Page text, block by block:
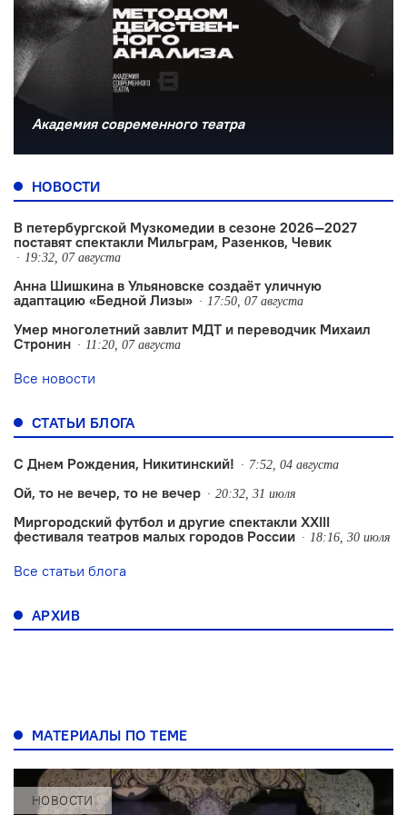
Академия современного театра
НОВОСТИ
В петербургской Музкомедии в сезоне 2026—2027
поставят спектакли Мильграм, Разенков, Чевик
19:32, 07 августа
Анна Шишкина в Ульяновске создаëт уличную
адаптацию «Бедной Лизы»
17:50, 07 августа
Умер многолетний завлит МДТ и переводчик Михаил
Стронин
11:20, 07 августа
Все новости
СТАТЬИ БЛОГА
С Днем Рождения, Никитинский! 7:52, 04 августа
Ой, то не вечер, то не вечер 20:32, 31 июля
Миргородский футбол и другие спектакли XXIII
фестиваля театров малых городов России
18:16, 30 июля
Все статьи блога
АРХИВ
МАТЕРИАЛЫ ПО ТЕМЕ
НОВОСТИ